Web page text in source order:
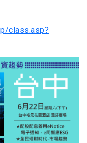
class.asp?